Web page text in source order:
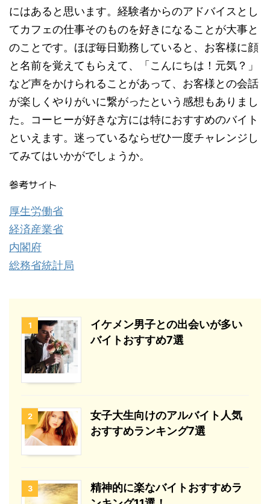
にはあると思います。経験者からのアドバイスとし
てカフェの仕事そのものを好きになることが大事と
のことです。ほぼ毎日勤務していると、お客様に顔
と名前を覚えてもらえて、「こんにちは！元気？」
など声をかけられることがあって、お客様との会話
が楽しくやりがいに繋がったという感想もありまし
た。コーヒーが好きな方には特におすすめのバイト
といえます。迷っているならぜひ一度チャレンジし
てみてはいかがでしょうか。
参考サイト
厚生労働省
経済産業省
内閣府
総務省統計局
1
イケメン男子との出会いが多い
バイトおすすめ7選
2
女子大生向けのアルバイト人気
おすすめランキング7選
3
精神的に楽なバイトおすすめラ